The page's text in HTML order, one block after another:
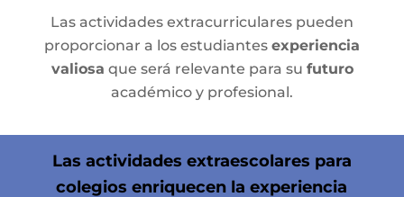
Las actividades extracurriculares pueden
proporcionar a los estudiantes experiencia
valiosa que será relevante para su futuro
académico y profesional.
Las actividades extraescolares para
colegios enriquecen la experiencia